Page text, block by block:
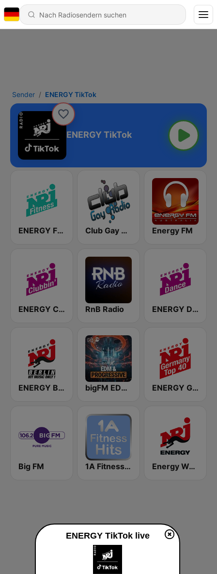
Sender ENERGY TikTok
ENERGY TikTok
ENERGY Fitness Club Gay Radio Energy FM
ENERGY Clubbin RnB Radio ENERGY Dance
ENERGY Berlin bigFM EDM & Progressive ENERGY Germany Top 40
Big FM 1A Fitness Hits Energy Workout
ENERGY TikTok live